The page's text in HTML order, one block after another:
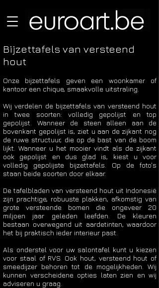
Bijzettafels van versteend
hout
Onze bijzettafels geven een woonkamer of
kantoor een chique, smaakvolle uitstraling.
Wij verdelen de bijzettafels van versteend hout
in twee soorten: volledig gepolijst en top
gepolijst. Wanneer de steen alleen aan de
bovenkant gepolijst is, ziet u aan de zijkant nog
de ruwe structuur, die op de bast van de boom
lijkt. Wanneer u het mooier vindt als de zijkant
ook gepolijst en dus glad is, kiest u voor
volledig gepolijste bijzettafels. Op de foto's
staan beide soorten door elkaar.
De tafelbladen van versteend hout uit Indonesië
zijn prachtige, robuuste plakken, afkomstig van
grote versteende bomen die ongeveer 20
miljoen jaar geleden leefden. De kleuren
bestaan overwegend uit aardetinten, waardoor
het bij praktisch ieder interieur past.
Als onderstel voor uw salontafel kunt u kiezen
voor staal of RVS. Ook hout, versteend hout of
smeedijzer behoren tot de mogelijkheden. Wij
kunnen verscheidene opties laten zien en wij
adviseren u graag.